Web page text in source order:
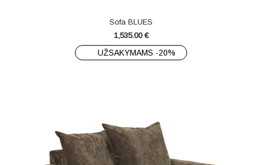
Sofa BLUES
1,535.00 €
UŽSAKYMAMS -20%